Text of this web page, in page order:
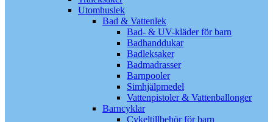
Utomhuslek
Bad & Vattenlek
Bad- & UV-kläder för barn
Badhanddukar
Badleksaker
Badmadrasser
Barnpooler
Simhjälpmedel
Vattenpistoler & Vattenballonger
Barncyklar
Cykeltillbehör för barn